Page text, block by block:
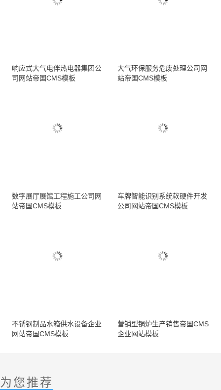
响应式大气电伴热电器集团公
司网站帝国CMS模板
大气环保服务危废处理公司网
站帝国CMS模板
数字展厅展馆工程施工公司网
站帝国CMS模板
车牌智能识别系统软硬件开发
公司网站帝国CMS模板
不锈钢制品水箱供水设备企业
网站帝国CMS模板
营销型锅炉生产销售帝国CMS
企业网站模板
为您推荐